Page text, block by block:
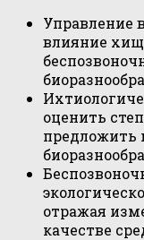
Управление
влияние
оценить
предложить
отражая
качестве